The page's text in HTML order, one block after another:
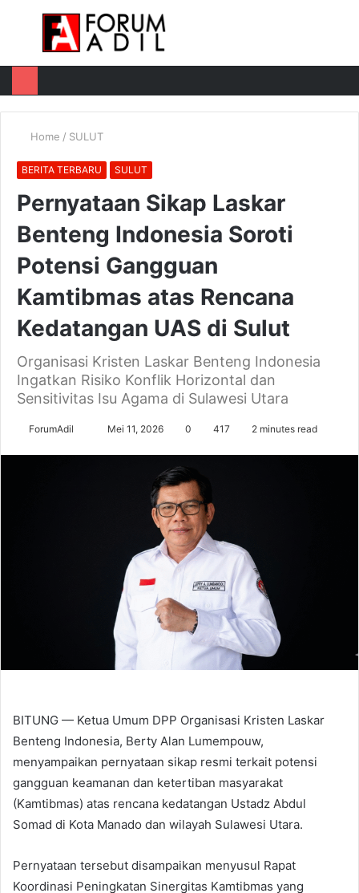
Menu
Home / SULUT
BERITA TERBARU SULUT
Pernyataan Sikap Laskar
Benteng Indonesia Soroti
Potensi Gangguan
Kamtibmas atas Rencana
Kedatangan UAS di Sulut
Organisasi Kristen Laskar Benteng Indonesia
Ingatkan Risiko Konflik Horizontal dan
Sensitivitas Isu Agama di Sulawesi Utara
ForumAdil Mei 11, 2026 0 417 2 minutes read
BITUNG — Ketua Umum DPP Organisasi Kristen Laskar
Benteng Indonesia, Berty Alan Lumempouw,
menyampaikan pernyataan sikap resmi terkait potensi
gangguan keamanan dan ketertiban masyarakat
(Kamtibmas) atas rencana kedatangan Ustadz Abdul
Somad di Kota Manado dan wilayah Sulawesi Utara.
Pernyataan tersebut disampaikan menyusul Rapat
Koordinasi Peningkatan Sinergitas Kamtibmas yang